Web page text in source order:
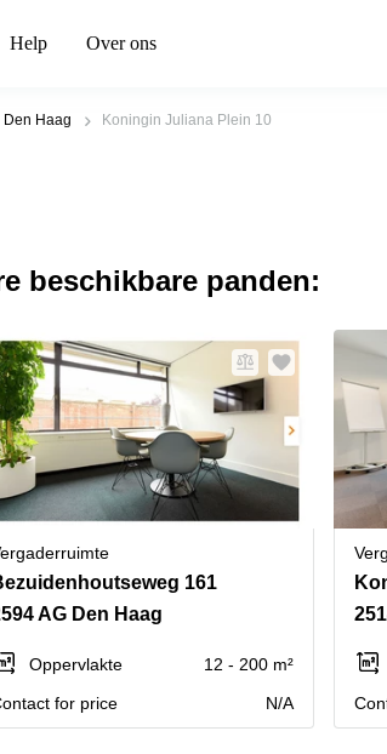
Help Over ons
Den Haag Koningin Juliana Plein 10
beschikbare panden:
161
AG Den Haag
Oppervlakte
12 - 200 m²
for price
N/A